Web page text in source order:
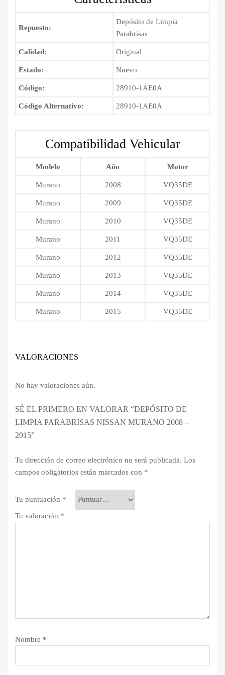
Repuesto:
Depósito de Limpia
Parabrisas
Calidad: Original
Estado: Nuevo
Código: 28910-1AE0A
Código Alternativo: 28910-1AE0A
Compatibilidad Vehicular
Modelo Año Motor
Murano 2008 VQ35DE
Murano 2009 VQ35DE
Murano 2010 VQ35DE
Murano 2011 VQ35DE
Murano 2012 VQ35DE
Murano 2013 VQ35DE
Murano 2014 VQ35DE
Murano 2015 VQ35DE
VALORACIONES
No hay valoraciones aún.
SÉ EL PRIMERO EN VALORAR “DEPÓSITO DE
LIMPIA PARABRISAS NISSAN MURANO 2008 –
2015”
Tu dirección de correo electrónico no será publicada. Los
campos obligatorios están marcados con *
Tu puntuación *
Tu valoración *
Nombre *